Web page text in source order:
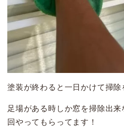
塗装が終わると一日かけて掃除
足場がある時しか窓を掃除出
回やってもらってます！